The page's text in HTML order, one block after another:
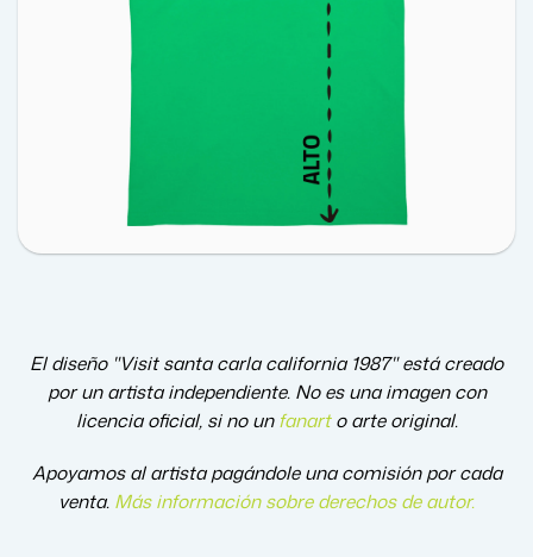
El diseño "Visit santa carla california 1987" está creado
por un artista independiente. No es una imagen con
licencia oficial, si no unfanart o arte original.
Apoyamos al artista pagándole una comisión por cada
venta. Más información sobre derechos de autor.